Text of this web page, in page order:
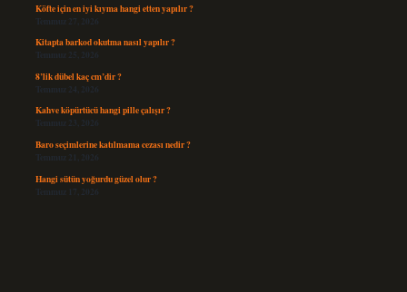
Köfte için en iyi kıyma hangi etten yapılır ?
Temmuz 27, 2026
Kitapta barkod okutma nasıl yapılır ?
Temmuz 25, 2026
8’lik dübel kaç cm’dir ?
Temmuz 24, 2026
Kahve köpürtücü hangi pille çalışır ?
Temmuz 23, 2026
Baro seçimlerine katılmama cezası nedir ?
Temmuz 21, 2026
Hangi sütün yoğurdu güzel olur ?
Temmuz 17, 2026